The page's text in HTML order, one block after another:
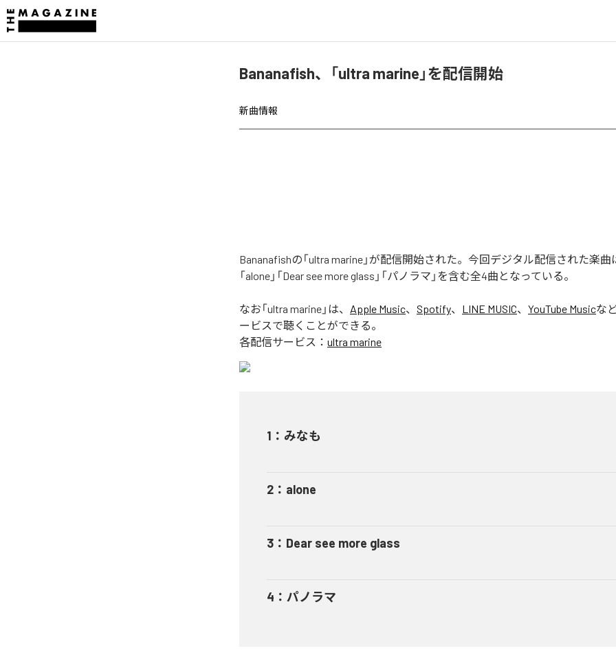
Bananafish、「ultra marine」を配信開始
新曲情報
Bananafishの「ultra marine」が配信開始された。今回デジタル配信された楽曲
「alone」「Dear see more glass」「パノラマ」を含む全4曲となっている。
なお「ultra marine 」は、 Apple Music、 Spotify、 LINE MUSIC、 YouTube Musicな
ービスで聴くことができる。
各配信サービス： ultra marine
1 ： みなも
2 ： alone
3 ： Dear see more glass
4 ： パノラマ